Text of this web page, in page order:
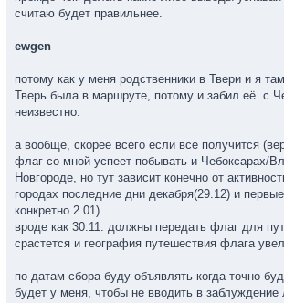
считаю будет правильнее.
ewgen
потому как у меня родственники в Твери и я
Тверь была в маршруте, потому и забил её. с
неизвестно.
а вообще, скорее всего если все получится
флаг со мной успеет побывать и Чебоксарах/
Новгороде, но тут зависит конечно от
городах последние дни декабря(29.12) и
конкретно 2.01).
вроде как 30.11. должны передать флаг для
срастется и география путешествия флага
по датам сбора буду объявлять когда точно
будет у меня, чтобы не вводить в